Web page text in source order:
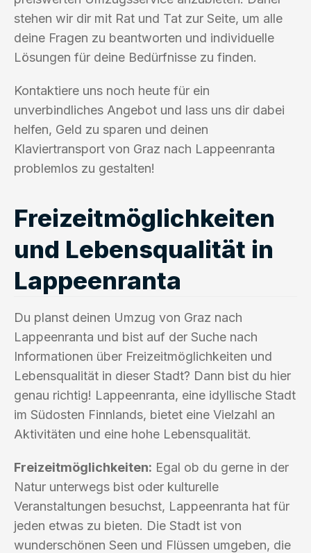
stehen wir dir mit Rat und Tat zur Seite, um alle
deine Fragen zu beantworten und individuelle
Lösungen für deine Bedürfnisse zu finden.
Kontaktiere uns noch heute für ein
unverbindliches Angebot und lass uns dir dabei
helfen, Geld zu sparen und deinen
Klaviertransport von Graz nach Lappeenranta
problemlos zu gestalten!
Freizeitmöglichkeiten
und Lebensqualität in
Lappeenranta
Du planst deinen Umzug von Graz nach
Lappeenranta und bist auf der Suche nach
Informationen über Freizeitmöglichkeiten und
Lebensqualität in dieser Stadt? Dann bist du hier
genau richtig! Lappeenranta, eine idyllische Stadt
im Südosten Finnlands, bietet eine Vielzahl an
Aktivitäten und eine hohe Lebensqualität.
Freizeitmöglichkeiten: Egal ob du gerne in der
Natur unterwegs bist oder kulturelle
Veranstaltungen besuchst, Lappeenranta hat für
jeden etwas zu bieten. Die Stadt ist von
wunderschönen Seen und Flüssen umgeben, die